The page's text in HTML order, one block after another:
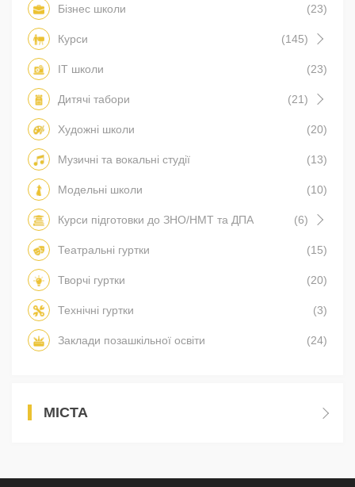
Бізнес школи (23)
Курси (145)
IT школи (23)
Дитячі табори (21)
Художні школи (20)
Музичні та вокальні студії (13)
Модельні школи (10)
Курси підготовки до ЗНО/НМТ та ДПА (6)
Театральні гуртки (15)
Творчі гуртки (20)
Технічні гуртки (3)
Заклади позашкільної освіти (24)
МІСТА